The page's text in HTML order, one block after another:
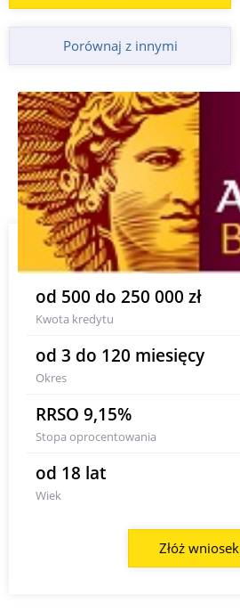
Porównaj z innymi
od 500 do 250 000 zł
Kwota kredytu
od 3 do 120 miesięcy
Okres
RRSO 9,15%
Stopa oprocentowania
od 18 lat
Wiek
Złóż wniosek